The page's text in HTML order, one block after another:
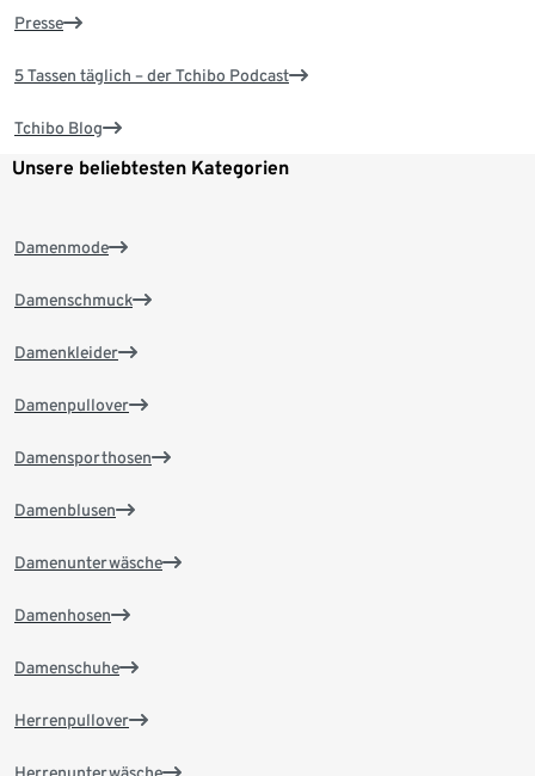
Presse
5 Tassen täglich – der Tchibo Podcast
Tchibo Blog
Unsere beliebtesten Kategorien
Damenmode
Damenschmuck
Damenkleider
Damenpullover
Damensporthosen
Damenblusen
Damenunterwäsche
Damenhosen
Damenschuhe
Herrenpullover
Herrenunterwäsche